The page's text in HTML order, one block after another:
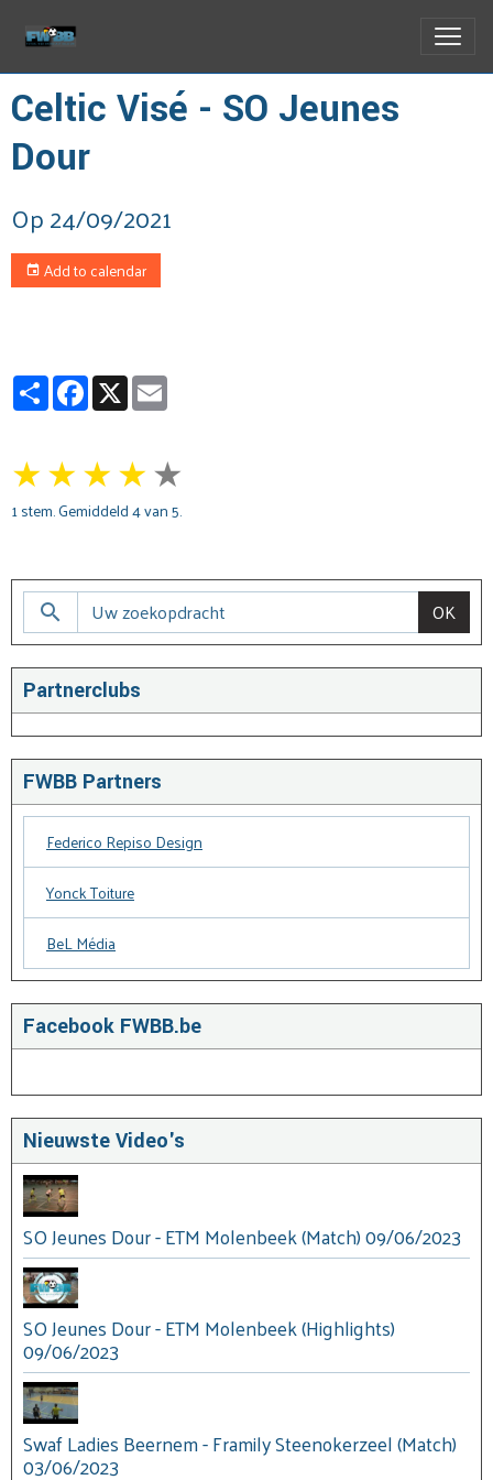
Celtic Visé - SO Jeunes
Dour
Op 24/09/2021
Add to calendar
PartagerFacebook
X
★★★★★
1stem. Gemiddeld4van 5.
OK
Partnerclubs
FWBB Partners
Federico Repiso Design
Yonck Toiture
BeL Média
Facebook FWBB.be
Nieuwste Video's
SO Jeunes Dour - ETM Molenbeek (Match) 09/06/2023
SO Jeunes Dour - ETM Molenbeek (Highlights)
09/06/2023
Swaf Ladies Beernem - Framily Steenokerzeel (Match)
03/06/2023